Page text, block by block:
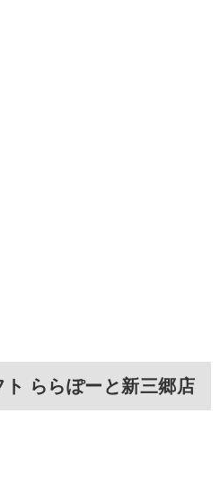
ららぽーと新三郷店